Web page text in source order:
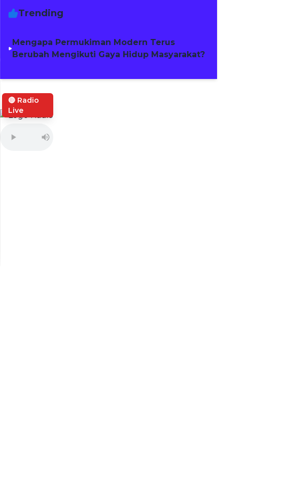
Trending
Mengapa Permukiman Modern Terus
Berubah Mengikuti Gaya Hidup Masyarakat?
🔴 Radio
Live